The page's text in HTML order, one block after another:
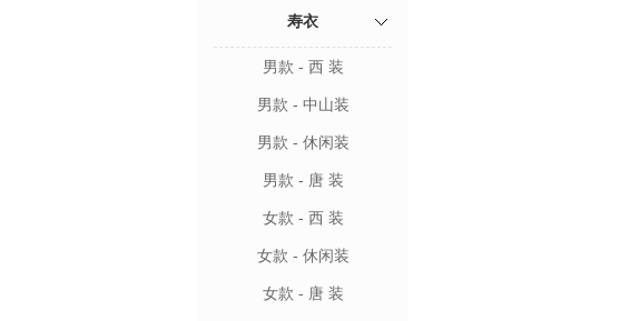
寿衣
男款 - 西 装
男款 - 中山装
男款 - 休闲装
男款 - 唐 装
女款 - 西 装
女款 - 休闲装
女款 - 唐 装